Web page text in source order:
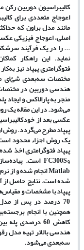
کالیبراسیون دوربین
اعوجاج متعددی برای
اصلی، اعوجاج فیزیکی
... را در یک فرآیند
نماید. این راهکار
فتوگرامتری پهپاد نیز به
مختصات سهبعدی شئای
هندسی دوربین در
منجر به پارالاکس و ایجاد
میشود. در این مقاله
عکسی بعد از
پهپاد مطرح میگردد. روش
یک روش اجزاء محدود
پهپاد فتوگرامتری اخذ
وFC300Sاست. پیاده
Matlabانجام شده و از
شده است. نتایج حاصل از
پهپاد با مشخصات و مقیاس
70 درصد در پس از مدل
همچنین با انجام برجسته
کاهش 60 درصدی پله بین مدل
هندسی بالاتر تهیه مدل
سهبعدی میشود.